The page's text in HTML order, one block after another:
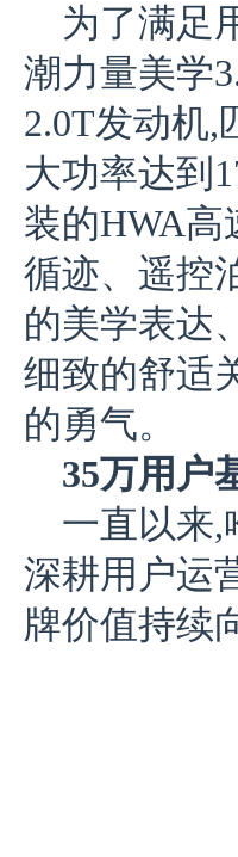
为了满足
潮力量美学
2.0T发动机,
大功率达到
装的HWA
循迹、遥控
的美学表达
细致的舒适
的勇气。
35万用户
一直以来,
深耕用户运
牌价值持续